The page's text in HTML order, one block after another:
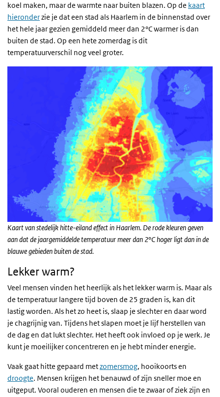
koel maken, maar de warmte naar buiten blazen. Op de kaart
hieronderzie je dat een stad als Haarlem in de binnenstad over
het hele jaar gezien gemiddeld meer dan 2°C warmer is dan
buiten de stad. Op een hete zomerdag is dit
temperatuurverschil nog veel groter.
Kaart van stedelijk hitte-eiland effect in Haarlem. De rode kleuren geven
aan dat de jaargemiddelde temperatuur meer dan 2°C hoger ligt dan in de
blauwe gebieden buiten de stad.
Lekker warm?
Veel mensen vinden het heerlijk als het lekker warm is. Maar als
de temperatuur langere tijd boven de 25 graden is, kan dit
lastig worden. Als het zo heet is, slaap je slechter en daar word
je chagrijnig van. Tijdens het slapen moet je lijf herstellen van
de dag en dat lukt slechter. Het heeft ook invloed op je werk. Je
kunt je moeilijker concentreren en je hebt minder energie.
Vaak gaat hitte gepaard metzomersmog, hooikoorts en
droogte. Mensen krijgen het benauwd of zijn sneller moe en
uitgeput. Vooral ouderen en mensen die te zwaar of ziek zijn en